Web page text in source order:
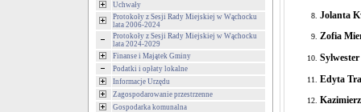
Uchwały
Protokoły z Sesji Rady Miejskiej w Wąchocku
lata 2006-2024
Protokoły z Sesji Rady Miejskiej w Wąchocku
lata 2024-2029
Finanse i Majątek Gminy
Podatki i opłaty lokalne
Informacje Urzędu
Zagospodarowanie przestrzenne
Gospodarka komunalna
Jolanta
Zofia
Edyta